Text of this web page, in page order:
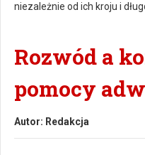
niezależnie od ich kroju i
Rozwód a
pomocy
Autor: Redakcja